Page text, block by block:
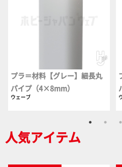
プラ＝材料【グレー】細長丸
パイプ（4×8mm）
ウェーブ
人気アイテム